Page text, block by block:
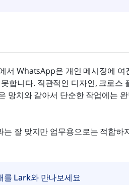
서 WhatsApp은 개인 메시징에
합니다. 직관적인 디자인, 크로
망치와 같아서 단순한 작업에는
잘 맞지만 업무용으로는 적합하
를 Lark와 만나보세요